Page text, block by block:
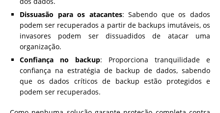
Dissuasão para os atacantes: Sabendo que os dados
podem ser recuperados a partir de backups imutáveis, os
invasores podem ser dissuadidos de atacar uma
organização.
Confiança no backup: Proporciona tranquilidade e
confiança na estratégia de backup de dados, sabendo
que os dados críticos de backup estão protegidos e
podem ser recuperados.